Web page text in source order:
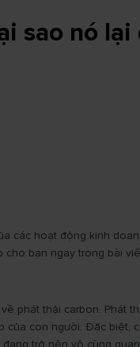
sao nó
các hoạt động kinh
bạn ngay trong bài
phát thải carbon.
con người. Đặc
trở nên vô cùng